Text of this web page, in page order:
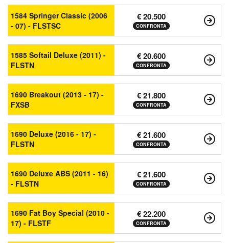
1584 Springer Classic (2006
- 07) - FLSTSC
€ 20.500
CONFRONTA
1585 Softail Deluxe (2011) -
FLSTN
€ 20.600
CONFRONTA
1690 Breakout (2013 - 17) -
FXSB
€ 21.800
CONFRONTA
1690 Deluxe (2016 - 17) -
FLSTN
€ 21.600
CONFRONTA
1690 Deluxe ABS (2011 - 16)
- FLSTN
€ 21.600
CONFRONTA
1690 Fat Boy Special (2010 -
17) - FLSTF
€ 22.200
CONFRONTA